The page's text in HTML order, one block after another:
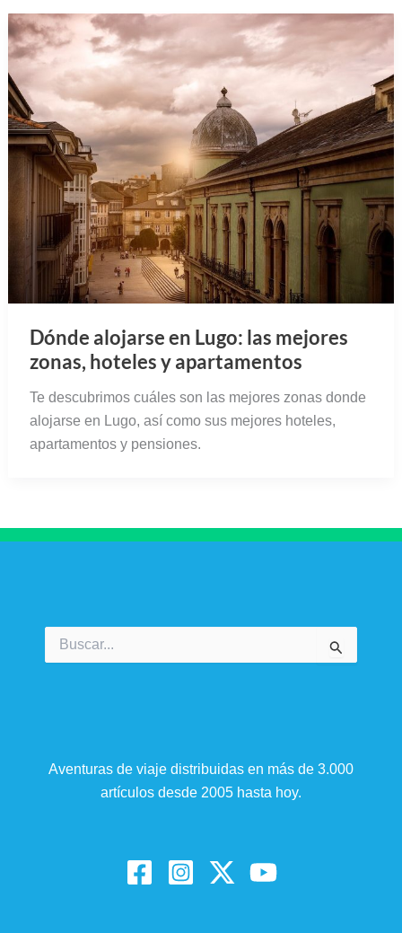
Dónde alojarse en Lugo: las mejores
zonas, hoteles y apartamentos
Te descubrimos cuáles son las mejores zonas donde
alojarse en Lugo, así como sus mejores hoteles,
apartamentos y pensiones.
Buscar
por:
Aventuras de viaje distribuidas en más de 3.000
artículos desde 2005 hasta hoy.